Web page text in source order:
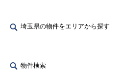
埼玉県の物件をエリアから探す
物件検索